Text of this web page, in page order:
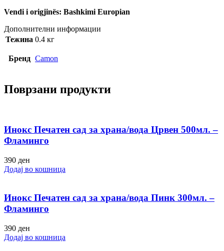
Vendi i origjinës: Bashkimi Europian
Дополнителни информации
Тежина 0.4 кг
Бренд Camon
Поврзани продукти
Инокс Печатен сад за храна/вода Црвен 500мл. –
Фламинго
390 ден
Додај во кошница
Инокс Печатен сад за храна/вода Пинк 300мл. –
Фламинго
390 ден
Додај во кошница